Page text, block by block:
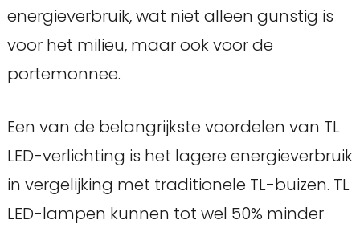
energieverbruik, wat niet alleen gunstig is
voor het milieu, maar ook voor de
portemonnee.
Een van de belangrijkste voordelen van TL
LED-verlichting is het lagere energieverbruik
in vergelijking met traditionele TL-buizen. TL
LED-lampen kunnen tot wel 50% minder